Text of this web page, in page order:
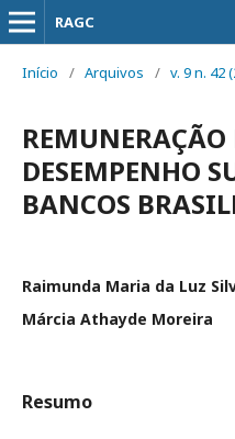
RAGC
Início / Arquivos / v. 9 n. 42
REMUNERAÇÃO
DESEMPENHO
BANCOS
Raimunda Maria da Luz
Márcia Athayde Moreira
Resumo